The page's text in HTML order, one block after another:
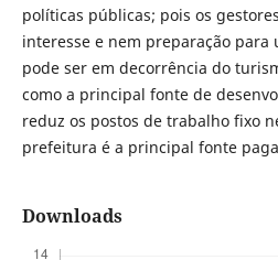
políticas públicas; pois os
interesse e nem preparação para
pode ser em decorrência do
como a principal fonte de
reduz os postos de trabalho fixo
prefeitura é a principal fonte
Downloads